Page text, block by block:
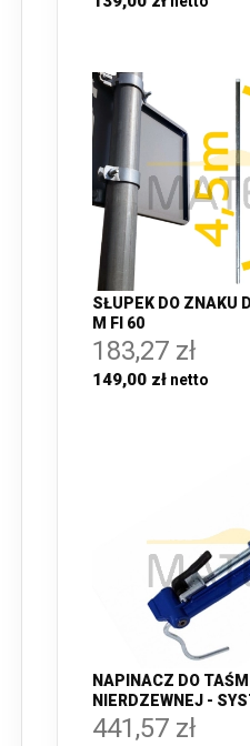
SŁUPEK DO ZNAKU
M FI 60
183,27 zł
149,00 zł
NAPINACZ DO
NIERDZEWNEJ -
441,57 zł